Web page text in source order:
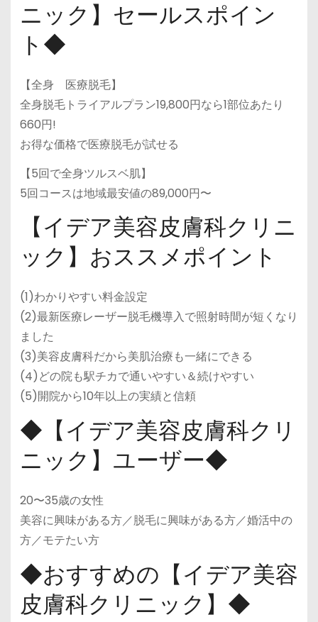
ニック】セールスポイン
ト◆
【全身 医療脱毛】
全身脱毛トライアルプラン19,800円なら1部位あたり
660円!
お得な価格で医療脱毛が試せる
【5回で全身ツルスベ肌】
5回コースは地域最安値の89,000円〜
【イデア美容皮膚科クリニ
ック】おススメポイント
(1)わかりやすい料金設定
(2)最新医療レーザー脱毛機導入で照射時間が短くなり
ました
(3)美容皮膚科だから美肌治療も一緒にできる
(4)どの院も駅チカで通いやすい＆続けやすい
(5)開院から10年以上の実績と信頼
◆【イデア美容皮膚科クリ
ニック】ユーザー◆
20〜35歳の女性
美容に興味がある方／脱毛に興味がある方／婚活中の
方／モテたい方
◆おすすめの【イデア美容
皮膚科クリニック】◆